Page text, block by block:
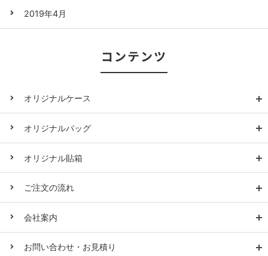
2019年4月
コンテンツ
オリジナルケース
オリジナルバッグ
オリジナル貼箱
ご注文の流れ
会社案内
お問い合わせ・お見積り